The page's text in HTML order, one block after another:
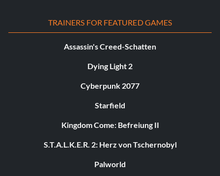
TRAINERS FOR FEATURED GAMES
Assassin's Creed-Schatten
Dying Light 2
Cyberpunk 2077
Starfield
Kingdom Come: Befreiung II
S.T.A.L.K.E.R. 2: Herz von Tschernobyl
Palworld